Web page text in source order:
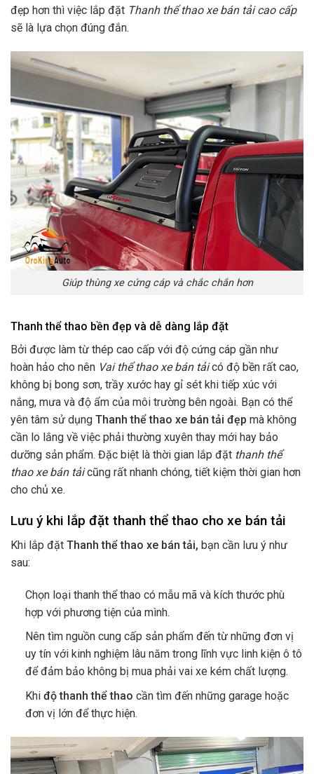
đẹp hơn thì việc lắp đặt Thanh thể thao xe bán tải cao cấp
sẽ là lựa chọn đúng đắn.
Giúp thùng xe cứng cáp và chắc chắn hơn
Thanh thể thao bền đẹp và dễ dàng lắp đặt
Bởi được làm từ thép cao cấp với độ cứng cáp gần như
hoàn hảo cho nên Vai thể thao xe bán tải có độ bền rất cao,
không bị bong sơn, trầy xước hay gỉ sét khi tiếp xúc với
nắng, mưa và độ ẩm của môi trường bên ngoài. Bạn có thể
yên tâm sử dụng Thanh thể thao xe bán tải đẹp mà không
cần lo lắng về việc phải thường xuyên thay mới hay bảo
dưỡng sản phẩm. Đặc biệt là thời gian lắp đặt thanh thể
thao xe bán tải cũng rất nhanh chóng, tiết kiệm thời gian hơn
cho chủ xe.
Lưu ý khi lắp đặt thanh thể thao cho xe bán tải
Khi lắp đặt Thanh thể thao xe bán tải, bạn cần lưu ý như
sau:
Chọn loại thanh thể thao có mẫu mã và kích thước phù
hợp với phương tiện của mình.
Nên tìm nguồn cung cấp sản phẩm đến từ những đơn vị
uy tín với kinh nghiệm lâu năm trong lĩnh vực linh kiện ô tô
để đảm bảo không bị mua phải vai xe kém chất lượng.
Khi độ thanh thể thao cần tìm đến những garage hoặc
đơn vị lớn để thực hiện.